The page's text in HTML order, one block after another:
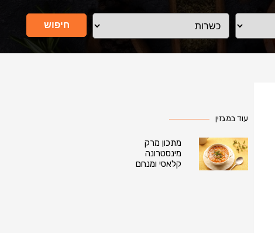
חיפוש
עוד במגזין
מתכון מרק
מינסטרונה
קלאסי ומנחם